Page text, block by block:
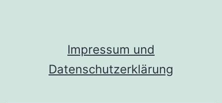
Impressum und
Datenschutzerklärung